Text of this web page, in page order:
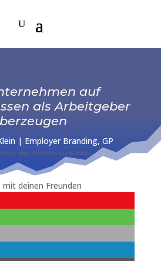
auf
als Arbeitgeber
| Employer Branding,GP
deinen Freunden